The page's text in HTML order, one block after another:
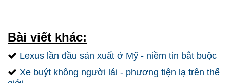
Bài viết khác:
Lexus lần đầu sản xuất ở Mỹ - niềm tin bắt buộc
Xe buýt không người lái - phương tiện lạ trên thế